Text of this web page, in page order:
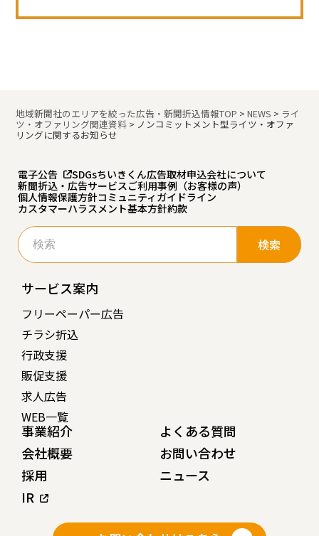
地域新聞社のエリアを絞った広告・新聞折込情報TOP >NEWS > ライ
ツ・オファリング関連資料 > ノンコミットメント型ライツ・オファ
リングに関するお知らせ
電子公告 SDGsちいきくん広告取材申込会社について
新聞折込・広告サービスご利用事例（お客様の声）
個人情報保護方針コミュニティガイドライン
カスタマーハラスメント基本方針約款
検
索:
サービス案内
フリーペーパー広告
チラシ折込
行政支援
販促支援
求人広告
WEB一覧
事業紹介
会社概要
採用
IR
よくある質問
お問い合わせ
ニュース